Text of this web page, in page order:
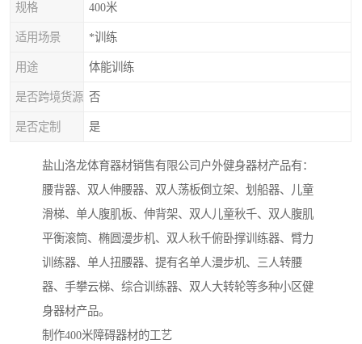
规格 400米
适用场景 *训练
用途 体能训练
是否跨境货源 否
是否定制 是
盐山洛龙体育器材销售有限公司户外健身器材产品有：
腰背器、双人伸腰器、双人荡板倒立架、划船器、儿童
滑梯、单人腹肌板、伸背架、双人儿童秋千、双人腹肌
平衡滚筒、椭圆漫步机、双人秋千俯卧撑训练器、臂力
训练器、单人扭腰器、提有名单人漫步机、三人转腰
器、手攀云梯、综合训练器、双人大转轮等多种小区健
身器材产品。
制作400米障碍器材的工艺